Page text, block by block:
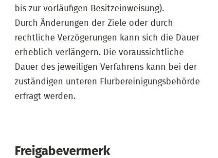
bis zur vorläufigen Besitzeinweisung).
Durch Änderungen der Ziele oder durch
rechtliche Verzögerungen kann sich die Dauer
erheblich verlängern. Die voraussichtliche
Dauer des jeweiligen Verfahrens kann bei der
zuständigen unteren Flurbereinigungsbehörde
erfragt werden.
Freigabevermerk